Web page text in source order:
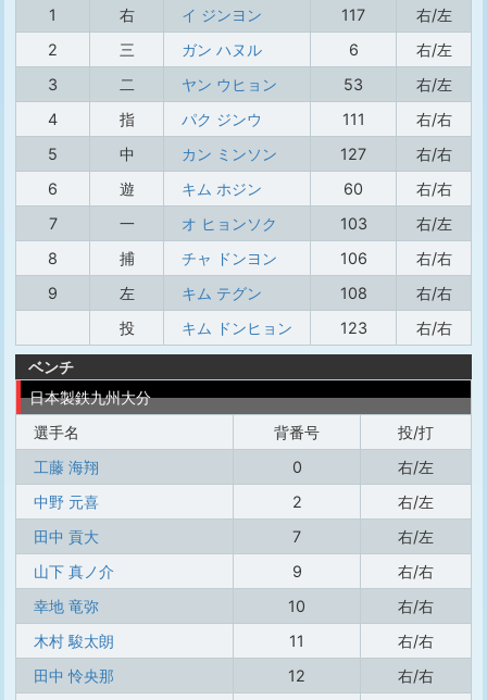
1
右 イ ジンヨン 117
右/左
2
三 ガン ハヌル 6
右/左
3
二 ヤン ウヒョン 53
右/左
4
指 パク ジンウ 111
右/右
5
中 カン ミンソン 127
右/右
6
遊 キム ホジン 60
右/右
7
一 オ ヒョンソク 103
右/左
8
捕 チャ ドンヨン 106
右/右
9
左 キム テグン 108
右/右
投
キム ドンヒョン 123 右/右
ベンチ
日本製鉄九州大分
選手名
背番号
投/打
工藤 海翔
0
右/左
中野 元喜
2
右/左
田中 貢大
7
右/左
山下 真ノ介
9
右/右
幸地 竜弥
10
右/右
木村 駿太朗
11
右/右
田中 怜央那
12
右/右